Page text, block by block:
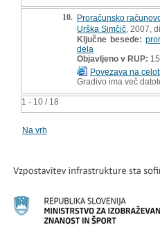
1 - 10 / 18
10. Proračunsko
Urška Simčič , 2007,
Ključne besede:
dela
Objavljeno v RUP:
Povezava na
Gradivo ima več
Na vrh